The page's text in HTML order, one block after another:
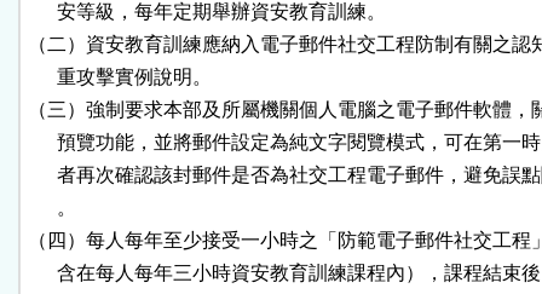
      安等級，每年定期舉辦資安教育訓練。
（二）資安教育訓練應納入電子郵件社交工程防制有關之認
      重攻擊實例說明。
（三）強制要求本部及所屬機關個人電腦之電子郵件軟體，
預覽功能，並將郵件設定為純文字閱覽模式，可在第一
者再次確認該封郵件是否為社交工程電子郵件，避免誤
      。
（四）每人每年至少接受一小時之「防範電子郵件社交工程
含在每人每年三小時資安教育訓練課程內），課程結束